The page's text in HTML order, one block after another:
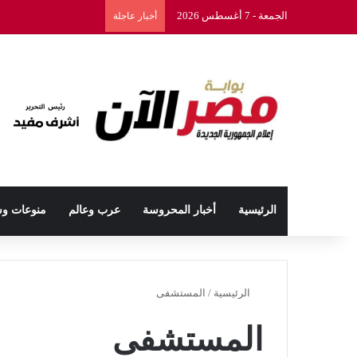
الجمعة - 7 أغسطس 2026 أخبار عاجلة
الرئيسية أخبار المحروسة عرب وعالم منوعات
الرئيسية / المستشفى
المستشفى